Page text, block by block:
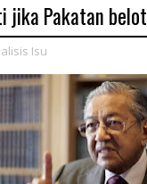
jika Pakatan belot
Isu